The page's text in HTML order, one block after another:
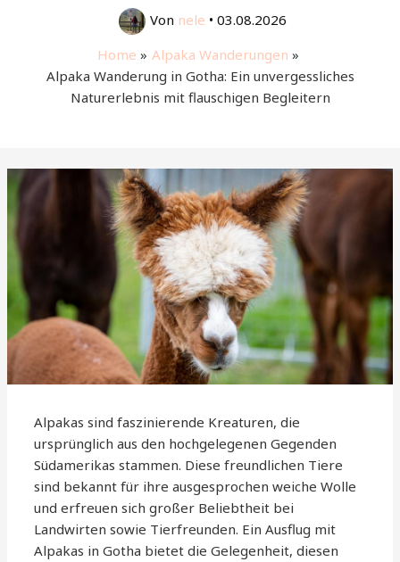
Von nele • 03.08.2026
Home
Alpaka Wanderungen
Alpaka Wanderung in Gotha: Ein unvergessliches
Naturerlebnis mit flauschigen Begleitern
Alpakas sind faszinierende Kreaturen, die
ursprünglich aus den hochgelegenen Gegenden
Südamerikas stammen. Diese freundlichen Tiere
sind bekannt für ihre ausgesprochen weiche Wolle
und erfreuen sich großer Beliebtheit bei
Landwirten sowie Tierfreunden. Ein Ausflug mit
Alpakas in Gotha bietet die Gelegenheit, diesen